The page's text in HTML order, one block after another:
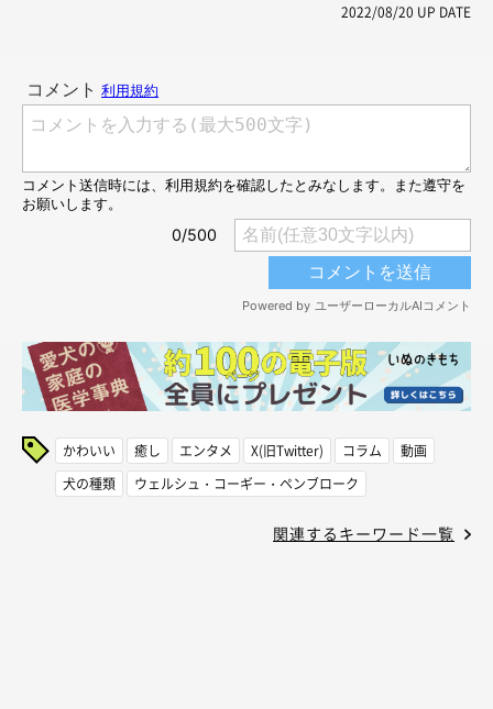
2022/08/20 UP DATE
かわいい 癒し エンタメ X(旧Twitter) コラム
動画
犬の種類
ウェルシュ・コーギー・ペンブローク
関連するキーワード一覧